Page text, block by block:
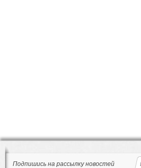
Подпишись на рассылку новостей